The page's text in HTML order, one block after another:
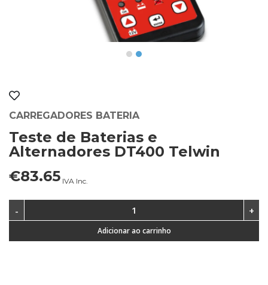
CARREGADORES BATERIA
Teste de Baterias e
Alternadores DT400 Telwin
€83.65 IVA Inc.
Adicionar ao carrinho